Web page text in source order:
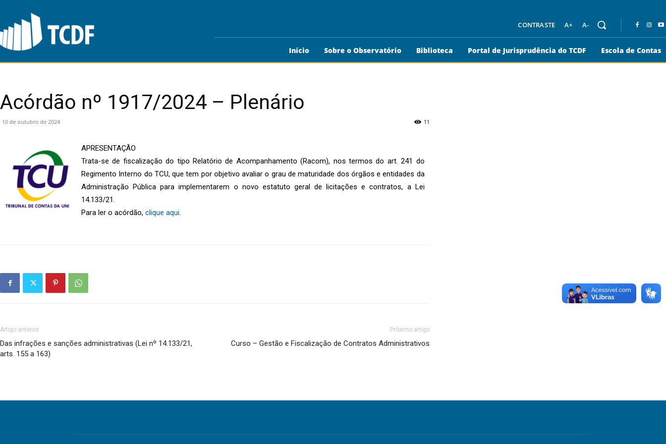
CONTRASTE A+ A-
Início Sobre o Observatório Biblioteca Portal de Jurisprudência do TCDF Escola de Contas
Acórdão nº 1917/2024 – Plenário
10 de outubro de 2024 11
APRESENTAÇÃO
Trata-se de fiscalização do tipo Relatório de Acompanhamento (Racom), nos termos do art. 241 do
Regimento Interno do TCU, que tem por objetivo avaliar o grau de maturidade dos órgãos e entidades da
Administração Pública para implementarem o novo estatuto geral de licitações e contratos, a Lei
14.133/21.
Para ler o acórdão, clique aqui.
Artigo anterior
Das infrações e sanções administrativas (Lei nº 14.133/21,
arts. 155 a 163)
Próximo artigo
Curso – Gestão e Fiscalização de Contratos Administrativos